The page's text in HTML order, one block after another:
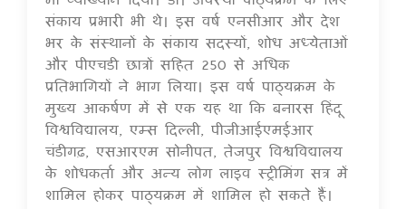
संकाय प्रभारी भी थे। इस वर्ष एनसीआर और देश
भर के संस्थानों के संकाय सदस्यों, शोध अध्येताओं
और पीएचडी छात्रों सहित 250 से अधिक
प्रतिभागियों ने भाग लिया। इस वर्ष पाठ्यक्रम के
मुख्य आकर्षण में से एक यह था कि बनारस हिंदू
विश्वविद्यालय, एम्स दिल्ली, पीजीआईएमईआर
चंडीगढ़, एसआरएम सोनीपत, तेजपुर विश्वविद्यालय
के शोधकर्ता और अन्य लोग लाइव स्ट्रीमिंग सत्र में
शामिल होकर पाठ्यक्रम में शामिल हो सकते हैं।